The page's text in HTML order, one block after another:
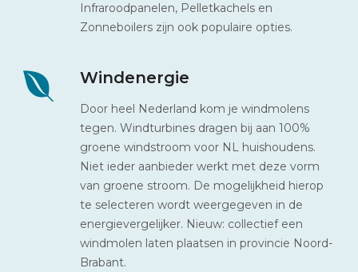
Infraroodpanelen, Pelletkachels en
Zonneboilers zijn ook populaire opties.
Windenergie
Door heel Nederland kom je windmolens
tegen. Windturbines dragen bij aan 100%
groene windstroom voor NL huishoudens.
Niet ieder aanbieder werkt met deze vorm
van groene stroom. De mogelijkheid hierop
te selecteren wordt weergegeven in de
energievergelijker. Nieuw: collectief een
windmolen laten plaatsen in provincie Noord-
Brabant.